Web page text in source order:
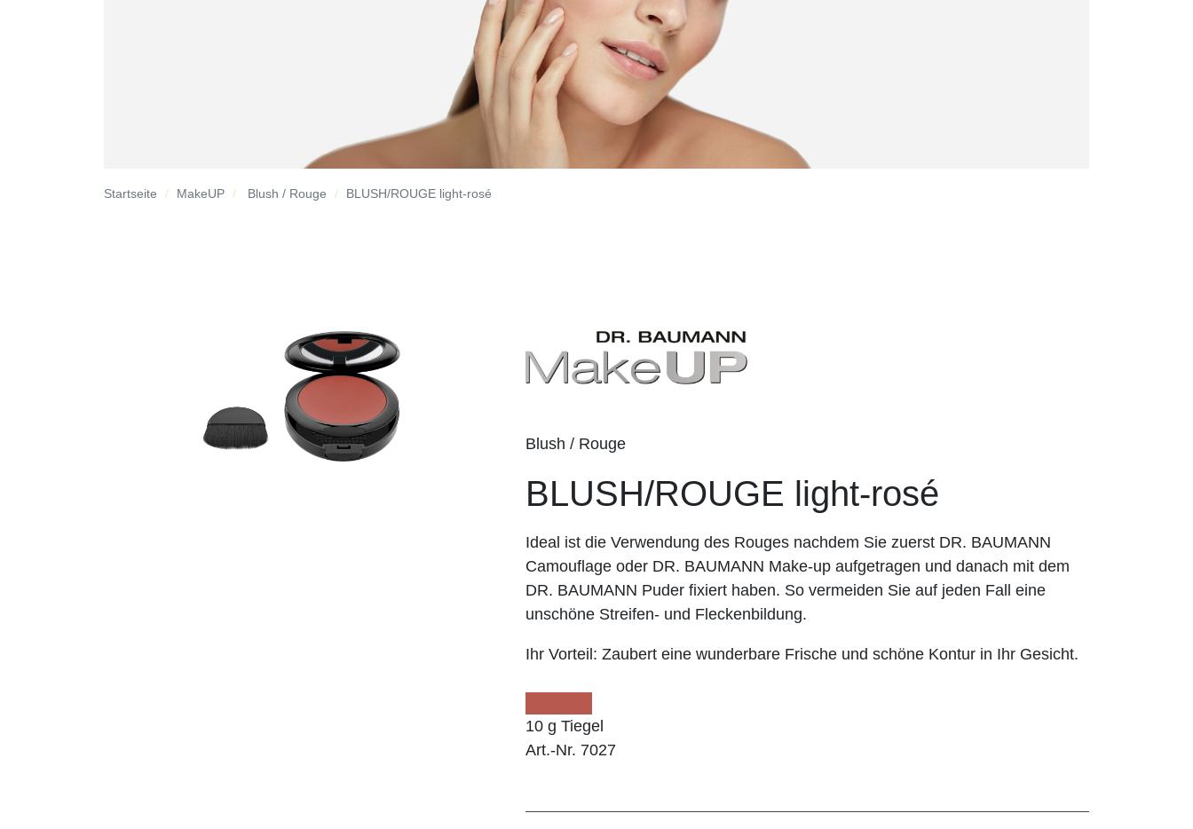
Startseite MakeUP Blush / Rouge BLUSH/ROUGE light-rosé
Blush / Rouge
BLUSH/ROUGE light-rosé
Ideal ist die Verwendung des Rouges nachdem Sie zuerst DR. BAUMANN
Camouflage oder DR. BAUMANN Make-up aufgetragen und danach mit dem
DR. BAUMANN Puder fixiert haben. So vermeiden Sie auf jeden Fall eine
unschöne Streifen- und Fleckenbildung.
Ihr Vorteil: Zaubert eine wunderbare Frische und schöne Kontur in Ihr Gesicht.
10 g Tiegel
Art.-Nr. 7027